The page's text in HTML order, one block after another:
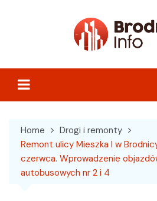
Home
Drogi i remonty
Remont ulicy Mieszka I w
czerwca. Wprowadzenie
autobusowych nr 2 i 4